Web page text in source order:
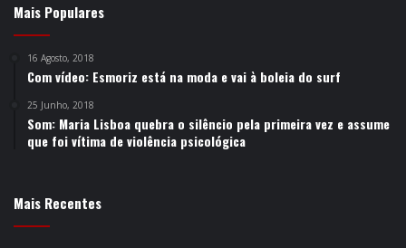
Mais Populares
16 Agosto, 2018
Com vídeo: Esmoriz está na moda e vai à boleia do surf
25 Junho, 2018
Som: Maria Lisboa quebra o silêncio pela primeira vez e assume
que foi vítima de violência psicológica
Mais Recentes